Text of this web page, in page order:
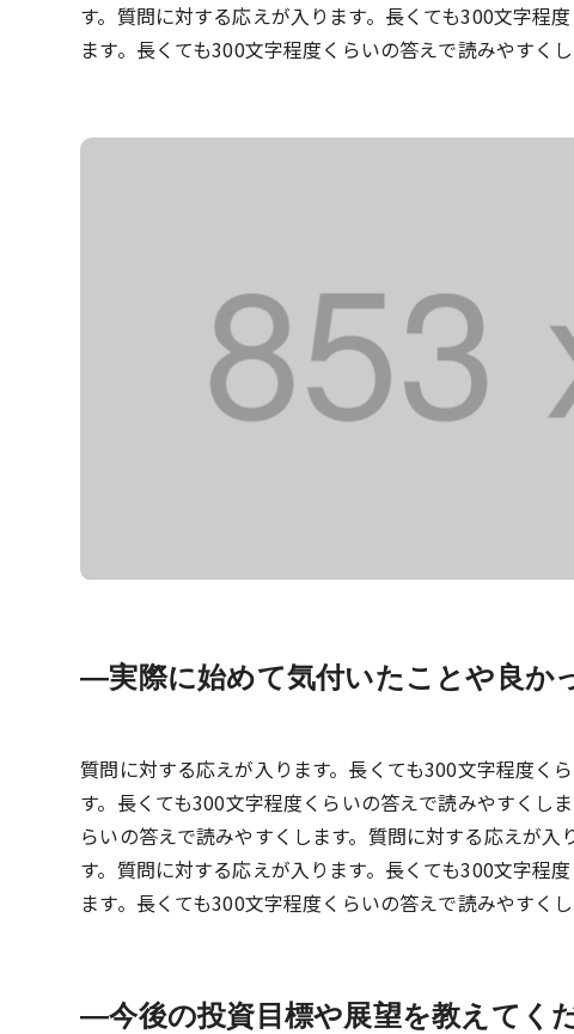
す。質問に対する応えが入ります。長くても300文字程
ます。長くても300文字程度くらいの答えで読みやすくし
実際に始めて気付いたことや良か
質問に対する応えが入ります。長くても300文字程度く
す。長くても300文字程度くらいの答えで読みやすくし
らいの答えで読みやすくします。質問に対する応えが
す。質問に対する応えが入ります。長くても300文字程
ます。長くても300文字程度くらいの答えで読みやすくし
今後の投資目標や展望を教えてく